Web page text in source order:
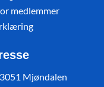
medlemmer
Mjøndalen